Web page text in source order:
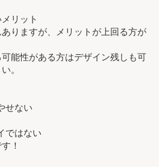
リット
りますが、メリットが上回る方が
能性がある方はデザイン残しも可
。
せない
ではない
！